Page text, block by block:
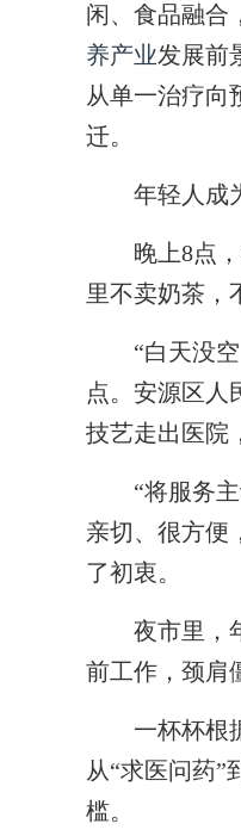
闲、食品融合
养产业发展前
从单一治疗向
迁。
年轻人成
晚上8点，
里不卖奶茶，
“白天没空
点。安源区人
技艺走出医院
“将服务主
亲切、很方便
了初衷。
夜市里，年
前工作，颈肩
一杯杯根据
从“求医问药”
槛。